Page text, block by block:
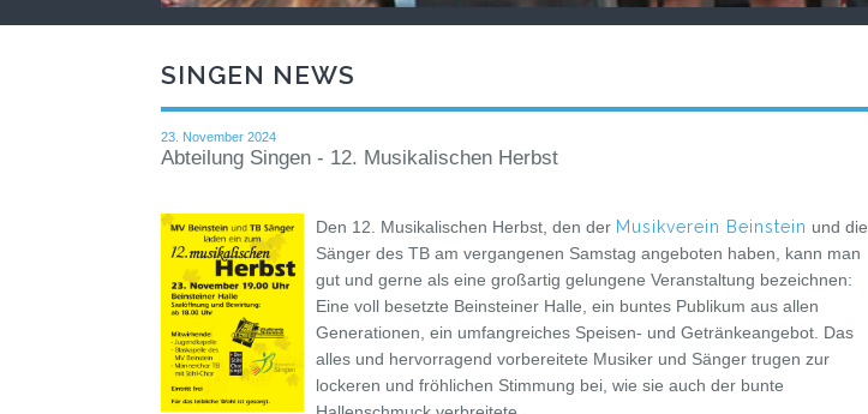
SINGEN NEWS
23. November 2024
Abteilung Singen - 12. Musikalischen Herbst
Den 12. Musikalischen Herbst, den der Musikverein Beinstein und die
Sänger des TB am vergangenen Samstag angeboten haben, kann man
gut und gerne als eine großartig gelungene Veranstaltung bezeichnen:
Eine voll besetzte Beinsteiner Halle, ein buntes Publikum aus allen
Generationen, ein umfangreiches Speisen- und Getränkeangebot. Das
alles und hervorragend vorbereitete Musiker und Sänger trugen zur
lockeren und fröhlichen Stimmung bei, wie sie auch der bunte